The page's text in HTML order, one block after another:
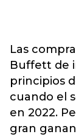
Las
Buffett de
principios
cuando el
en 2022.
gran